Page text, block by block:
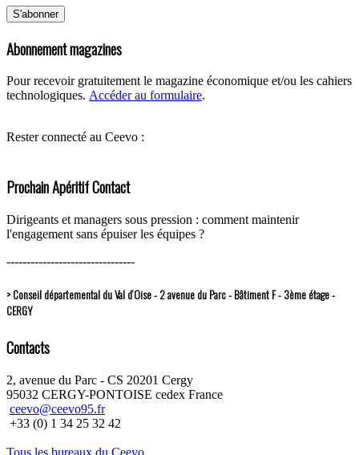
Abonnement magazines
Pour recevoir gratuitement le magazine économique et/ou les cahiers
technologiques. Accéder au formulaire.
Rester connecté au Ceevo :
Prochain Apéritif Contact
Dirigeants et managers sous pression : comment maintenir
l'engagement sans épuiser les équipes ?
--------------------------------
> Conseil départemental du Val d’Oise - 2 avenue du Parc - Bâtiment F - 3ème étage -
CERGY
Contacts
2, avenue du Parc - CS 20201 Cergy
95032 CERGY-PONTOISE cedex France
ceevo@ceevo95.fr
+33 (0) 1 34 25 32 42
Tous les bureaux du Ceevo